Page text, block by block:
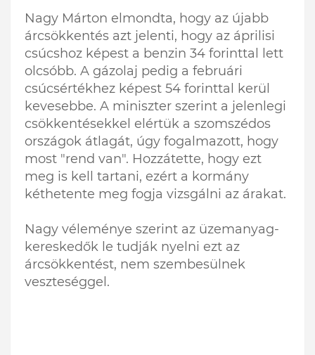
Nagy Márton elmondta, hogy az újabb
árcsökkentés azt jelenti, hogy az áprilisi
csúcshoz képest a benzin 34 forinttal lett
olcsóbb. A gázolaj pedig a februári
csúcsértékhez képest 54 forinttal kerül
kevesebbe. A miniszter szerint a jelenlegi
csökkentésekkel elértük a szomszédos
országok átlagát, úgy fogalmazott, hogy
most "rend van". Hozzátette, hogy ezt
meg is kell tartani, ezért a kormány
kéthetente meg fogja vizsgálni az árakat.
Nagy véleménye szerint az üzemanyag-
kereskedők le tudják nyelni ezt az
árcsökkentést, nem szembesülnek
veszteséggel.